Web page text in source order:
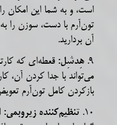
است، و به شما این امکان
تون‌آرم با دست، سوزن را
آن بردارید.
9. هِدشِل: قعطه‌ای که
می‌تواند با جدا کردن آن،
بازکردن کامل تون‌آرم
10. تنظیمکننده زیروبمی: